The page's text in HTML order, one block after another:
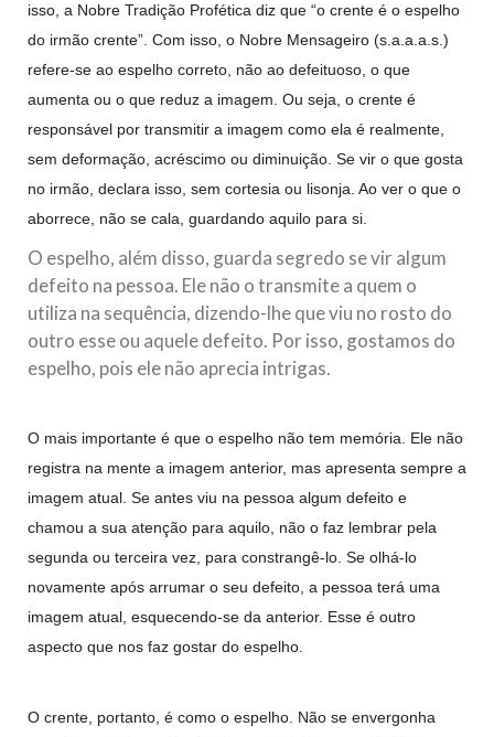
isso, a Nobre Tradição Profética diz que “o crente é o espelho
do irmão crente”. Com isso, o Nobre Mensageiro (s.a.a.a.s.)
refere-se ao espelho correto, não ao defeituoso, o que
aumenta ou o que reduz a imagem. Ou seja, o crente é
responsável por transmitir a imagem como ela é realmente,
sem deformação, acréscimo ou diminuição. Se vir o que gosta
no irmão, declara isso, sem cortesia ou lisonja. Ao ver o que o
aborrece, não se cala, guardando aquilo para si.
O espelho, além disso, guarda segredo se vir algum
defeito na pessoa. Ele não o transmite a quem o
utiliza na sequência, dizendo-lhe que viu no rosto do
outro esse ou aquele defeito. Por isso, gostamos do
espelho, pois ele não aprecia intrigas.
O mais importante é que o espelho não tem memória. Ele não
registra na mente a imagem anterior, mas apresenta sempre a
imagem atual. Se antes viu na pessoa algum defeito e
chamou a sua atenção para aquilo, não o faz lembrar pela
segunda ou terceira vez, para constrangê-lo. Se olhá-lo
novamente após arrumar o seu defeito, a pessoa terá uma
imagem atual, esquecendo-se da anterior. Esse é outro
aspecto que nos faz gostar do espelho.
O crente, portanto, é como o espelho. Não se envergonha